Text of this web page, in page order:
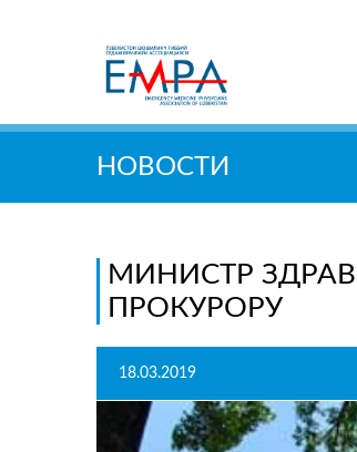
Поиск
НОВОСТИ
МИНИСТР
ПРОКУРОРУ
18.03.2019